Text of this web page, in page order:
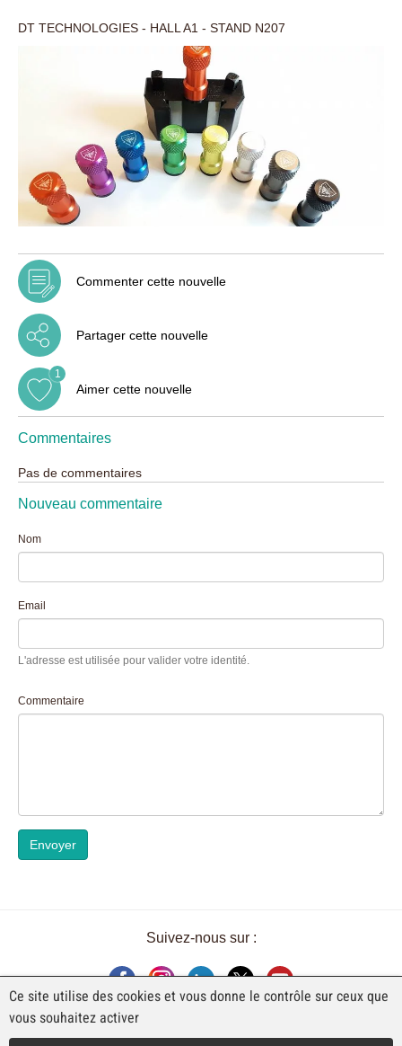
DT TECHNOLOGIES - HALL A1 - STAND N207
Commenter cette nouvelle
Partager cette nouvelle
Aimer cette nouvelle
1
Commentaires
Pas de commentaires
Nouveau commentaire
Nom
Email
L'adresse est utilisée pour valider votre identité.
Commentaire
Envoyer
Suivez-nous sur :
UNE EXPOSITION DE FAJI SA
Ce site utilise des cookies et vous donne le contrôle sur ceux que
vous souhaitez activer